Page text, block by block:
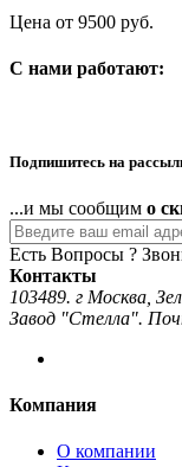
Цена от 9500 руб.
C нами работают:
Подпишитесь на
...и мы сообщим о
Есть Вопросы ?
Контакты
103489. г Москва,
Завод "Стелла".
Компания
О компании